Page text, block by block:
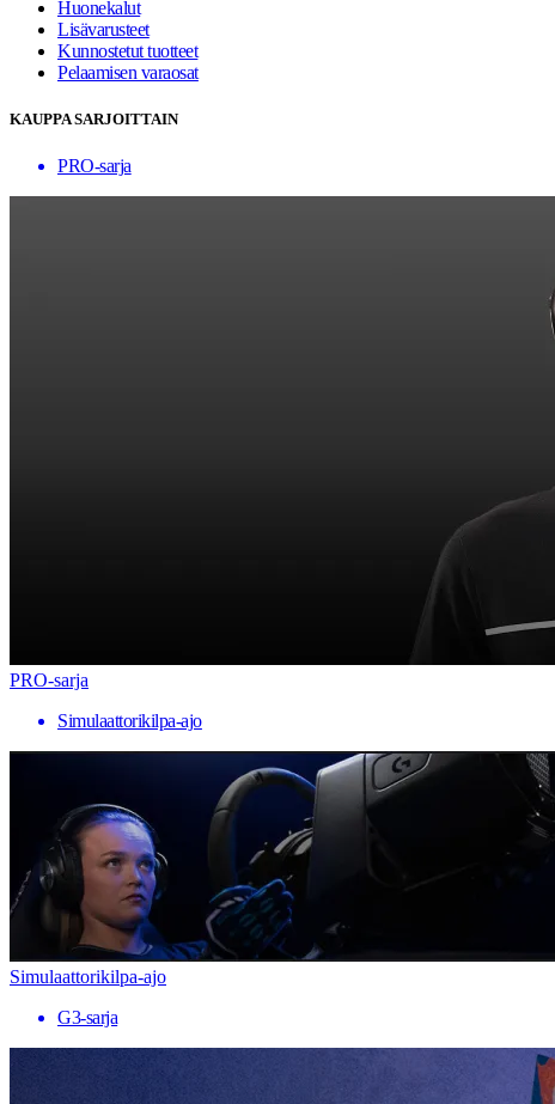
Huonekalut
Lisävarusteet
Kunnostetut tuotteet
Pelaamisen varaosat
KAUPPA SARJOITTAIN
PRO-sarja
PRO-sarja
Simulaattorikilpa-ajo
Simulaattorikilpa-ajo
G3-sarja